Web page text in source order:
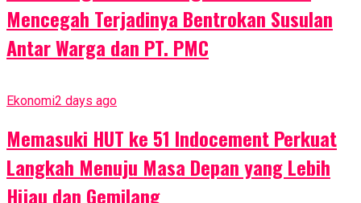
Mencegah Terjadinya Bentrokan Susulan
Antar Warga dan PT. PMC
Ekonomi2 days ago
Memasuki HUT ke 51 Indocement Perkuat
Langkah Menuju Masa Depan yang Lebih
Hijau dan Gemilang